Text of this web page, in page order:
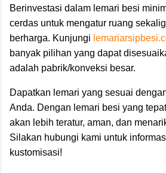
Berinvestasi dalam lemari besi
cerdas untuk mengatur ruang
berharga. Kunjungi
banyak pilihan yang dapat
adalah pabrik/konveksi besar.
Dapatkan lemari yang sesuai
Anda. Dengan lemari besi yang
akan lebih teratur, aman, dan
Silakan hubungi kami untuk
kustomisasi!